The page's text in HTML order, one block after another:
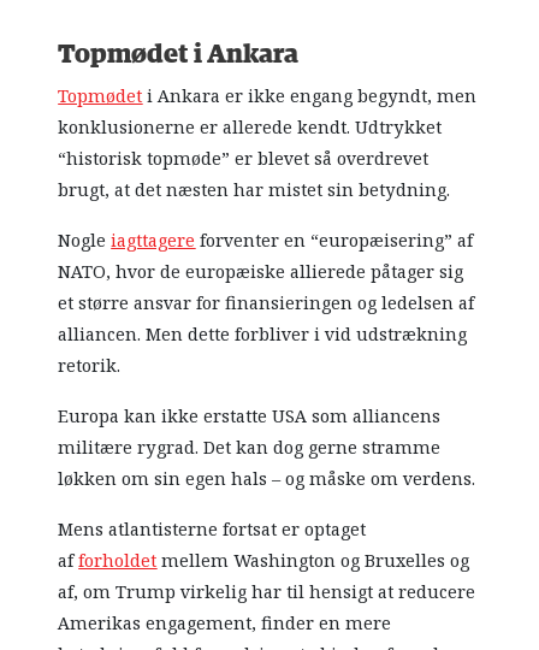
Topmødet i Ankara
Topmødeti Ankara er ikke engang begyndt, men
konklusionerne er allerede kendt. Udtrykket
“historisk topmøde” er blevet så overdrevet
brugt, at det næsten har mistet sin betydning.
Nogleiagttagere forventer en “europæisering” af
NATO, hvor de europæiske allierede påtager sig
et større ansvar for finansieringen og ledelsen af
alliancen. Men dette forbliver i vid udstrækning
retorik.
Europa kan ikke erstatte USA som alliancens
militære rygrad. Det kan dog gerne stramme
løkken om sin egen hals – og måske om verdens.
Mens atlantisterne fortsat er optaget
afforholdetmellem Washington og Bruxelles og
af, om Trump virkelig har til hensigt at reducere
Amerikas engagement, finder en mere